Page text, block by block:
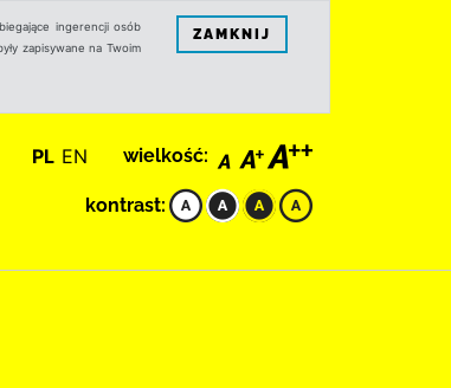
ingerencji osób
zapisywane na Twoim
ZAMKNIJ
PL EN wielkość:
kontrast: